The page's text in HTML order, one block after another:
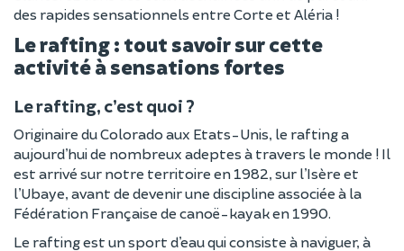
des rapides sensationnels entre Corte et Aléria !
Le rafting : tout savoir sur cette
activité à sensations fortes
Le rafting, c’est quoi ?
Originaire du Colorado aux Etats-Unis, le rafting a
aujourd’hui de nombreux adeptes à travers le monde ! Il
est arrivé sur notre territoire en 1982, sur l’Isère et
l’Ubaye, avant de devenir une discipline associée à la
Fédération Française de canoë-kayak en 1990.
Le rafting est un sport d’eau qui consiste à naviguer, à